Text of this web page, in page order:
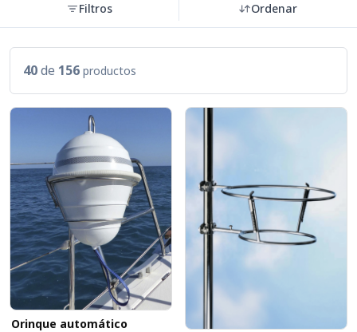
Filtros Ordenar
40de 156 productos
Orinque automático